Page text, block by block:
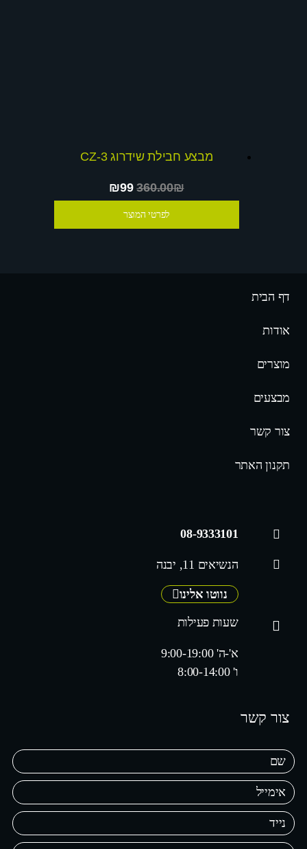
מבצע חבילת שידרוג CZ-3
₪99360.00₪
לפרטי המוצר
דף הבית
אודות
מוצרים
מבצעים
צור קשר
תקנון האתר
08-9333101
הנשיאים 11, יבנה
נווטו אלינו
שעות פעילות
א'-ה' 9:00-19:00
ו' 8:00-14:00
צור קשר